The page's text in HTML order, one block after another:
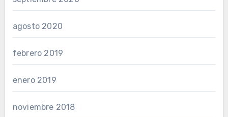
agosto 2020
febrero 2019
enero 2019
noviembre 2018